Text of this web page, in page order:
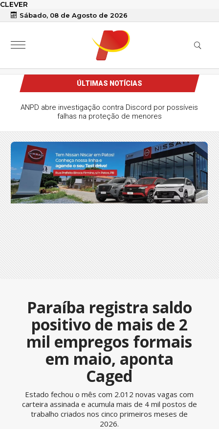
CLEVER
Sábado, 08 de Agosto de 2026
ÚLTIMAS NOTÍCIAS
ANPD abre investigação contra Discord por possíveis
falhas na proteção de menores
Paraíba registra saldo
positivo de mais de 2
mil empregos formais
em maio, aponta
Caged
Estado fechou o mês com 2.012 novas vagas com
carteira assinada e acumula mais de 4 mil postos de
trabalho criados nos cinco primeiros meses de
2026.